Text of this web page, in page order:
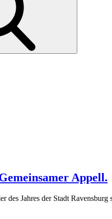
Appell.
des Jahres der Stadt